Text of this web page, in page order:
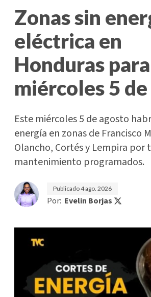
Zonas sin
eléctrica en
Honduras
miércoles 5
Este miércoles 5 de agosto
energía en zonas de Francisco
Olancho, Cortés y Lempira por
mantenimiento programados.
Publicado4 ago. 2026
Por: Evelin Borjas